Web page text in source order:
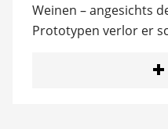
Weinen – angesichts
Prototypen verlor er